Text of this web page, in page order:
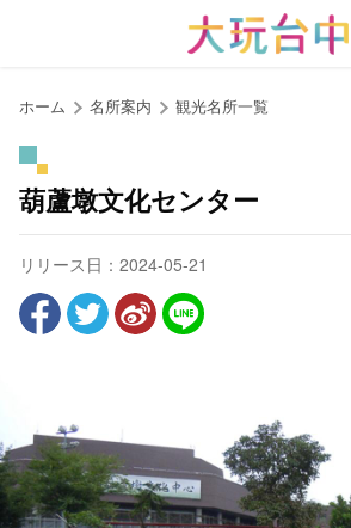
ホーム 名所案内 観光名所一覧
葫蘆墩文化センター
リリース日：2024-05-21